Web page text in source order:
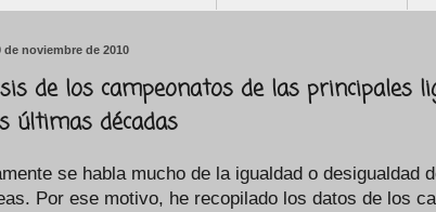
de noviembre de 2010
de los campeonatos de las principales
últimas décadas
se habla mucho de la igualdad o desigualdad
Por ese motivo, he recopilado los datos de los